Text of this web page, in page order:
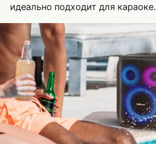
идеально подходит для караоке.